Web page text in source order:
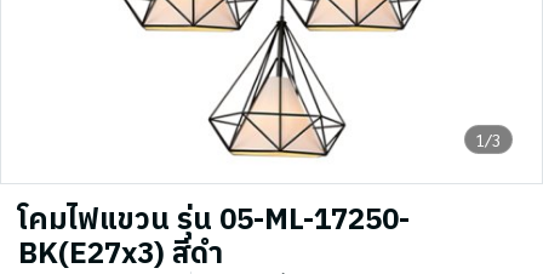
1/3
โคมไฟแขวน รุ่น 05-ML-17250-
BK(E27x3) สีดำ